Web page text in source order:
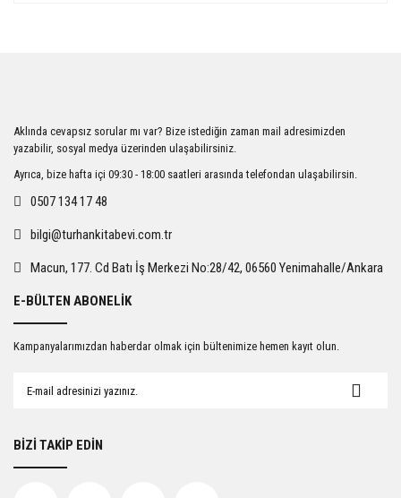
Ürün açıklamasında eksik bilgiler bulunuyor.
Ürün bilgilerinde hatalar bulunuyor.
Ürün fiyatı diğer sitelerden daha pahalı.
Gönder
Aklında cevapsız sorular mı var? Bize istediğin zaman mail adresimizden
yazabilir, sosyal medya üzerinden ulaşabilirsiniz.
Ayrıca, bize hafta içi 09:30 - 18:00 saatleri arasında telefondan ulaşabilirsin.
0507 134 17 48
bilgi@turhankitabevi.com.tr
Macun, 177. Cd Batı İş Merkezi No:28/42, 06560 Yenimahalle/Ankara
E-BÜLTEN ABONELİK
Kampanyalarımızdan haberdar olmak için bültenimize hemen kayıt olun.
BİZİ TAKİP EDİN